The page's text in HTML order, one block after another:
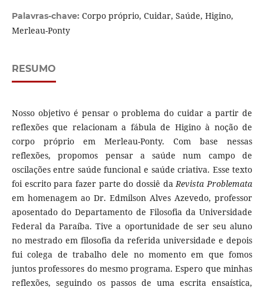
Palavras-chave: Corpo próprio, Cuidar, Saúde, Higino,
Merleau-Ponty
RESUMO
Nosso objetivo é pensar o problema do cuidar a partir de
reflexões que relacionam a fábula de Higino à noção de
corpo próprio em Merleau-Ponty. Com base nessas
reflexões, propomos pensar a saúde num campo de
oscilações entre saúde funcional e saúde criativa. Esse texto
foi escrito para fazer parte do dossiê daRevista Problemata
em homenagem ao Dr. Edmilson Alves Azevedo, professor
aposentado do Departamento de Filosofia da Universidade
Federal da Paraíba. Tive a oportunidade de ser seu aluno
no mestrado em filosofia da referida universidade e depois
fui colega de trabalho dele no momento em que fomos
juntos professores do mesmo programa. Espero que minhas
reflexões, seguindo os passos de uma escrita ensaística,